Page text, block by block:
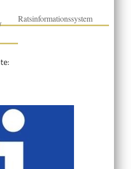
Ratsinformationssystem